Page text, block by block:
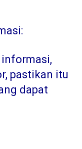
pastikan itu
dapat